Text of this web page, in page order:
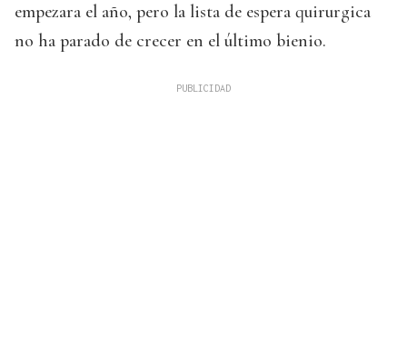
empezara el año, pero la lista de espera quirurgica
no ha parado de crecer en el último bienio.